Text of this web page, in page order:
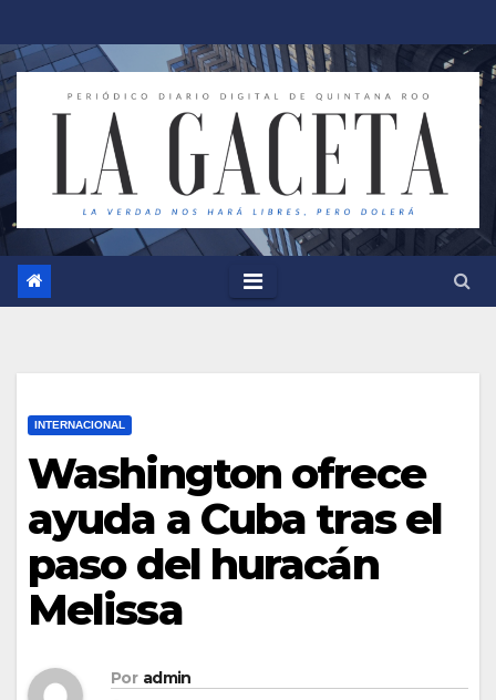
al
contenido
INTERNACIONAL
Washington ofrece
ayuda a Cuba tras el
paso del huracán
Melissa
Por admin